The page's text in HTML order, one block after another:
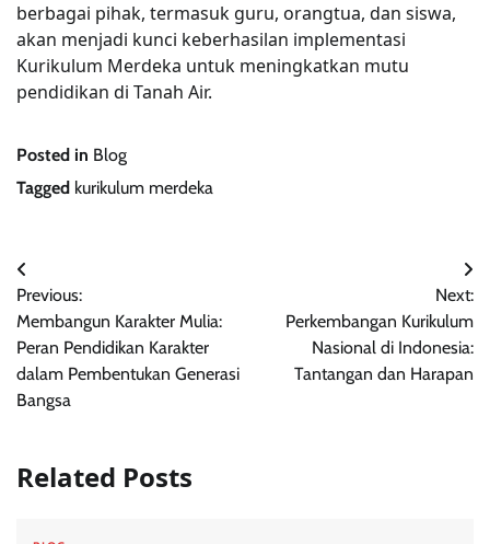
berbagai pihak, termasuk guru, orangtua, dan siswa,
akan menjadi kunci keberhasilan implementasi
Kurikulum Merdeka untuk meningkatkan mutu
pendidikan di Tanah Air.
Posted in Blog
Tagged kurikulum merdeka
Post
navigation
Previous:
Membangun Karakter Mulia:
Peran Pendidikan Karakter
dalam Pembentukan Generasi
Bangsa
Next:
Perkembangan Kurikulum
Nasional di Indonesia:
Tantangan dan Harapan
Related Posts